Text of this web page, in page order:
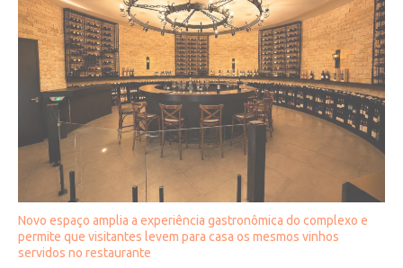
Novo espaço amplia a experiência gastronômica do complexo e
permite que visitantes levem para casa os mesmos vinhos
servidos no restaurante